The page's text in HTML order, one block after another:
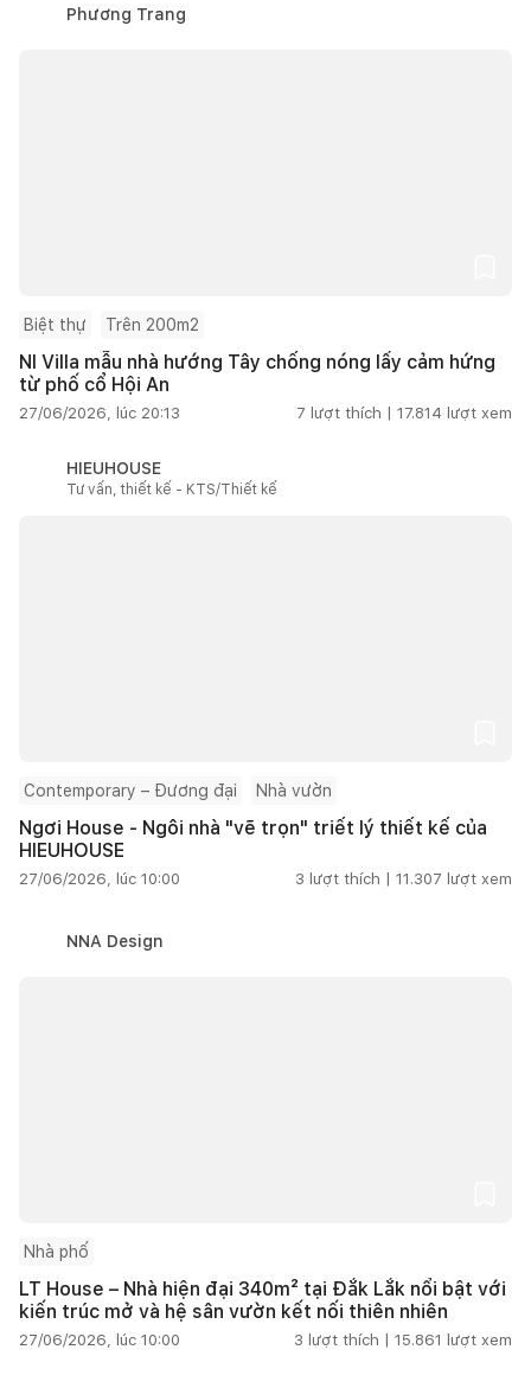
Phương Trang
Biệt thự Trên 200m2
NI Villa mẫu nhà hướng Tây chống nóng lấy cảm hứng
từ phố cổ Hội An
27/06/2026, lúc 20:13 7 lượt thích | 17.814 lượt xem
HIEUHOUSE
Tư vấn, thiết kế - KTS/Thiết kế
Contemporary – Đương đại Nhà vườn
Ngơi House - Ngôi nhà "vẽ trọn" triết lý thiết kế của
HIEUHOUSE
27/06/2026, lúc 10:00 3 lượt thích | 11.307 lượt xem
NNA Design
Nhà phố
LT House – Nhà hiện đại 340m² tại Đắk Lắk nổi bật với
kiến trúc mở và hệ sân vườn kết nối thiên nhiên
27/06/2026, lúc 10:00 3 lượt thích | 15.861 lượt xem